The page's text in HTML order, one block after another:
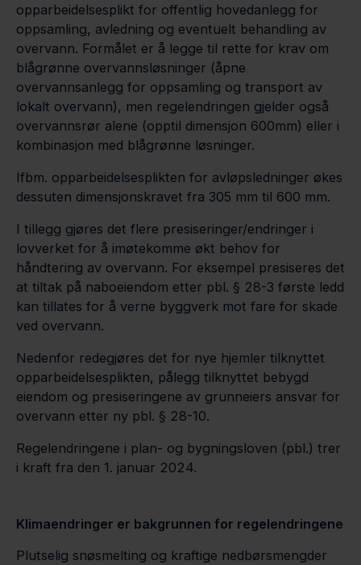
opparbeidelsesplikt for offentlig hovedanlegg for
oppsamling, avledning og eventuelt behandling av
overvann. Formålet er å legge til rette for krav om
blågrønne overvannsløsninger (åpne
overvannsanlegg for oppsamling og transport av
lokalt overvann), men regelendringen gjelder også
overvannsrør alene (opptil dimensjon 600mm) eller i
kombinasjon med blågrønne løsninger.
Ifbm. opparbeidelsesplikten for avløpsledninger økes
dessuten dimensjonskravet fra 305 mm til 600 mm.
I tillegg gjøres det flere presiseringer/endringer i
lovverket for å imøtekomme økt behov for
håndtering av overvann. For eksempel presiseres det
at tiltak på naboeiendom etter pbl. § 28-3 første ledd
kan tillates for å verne byggverk mot fare for skade
ved overvann.
Nedenfor redegjøres det for nye hjemler tilknyttet
opparbeidelsesplikten, pålegg tilknyttet bebygd
eiendom og presiseringene av grunneiers ansvar for
overvann etter ny pbl. § 28-10.
Regelendringene i plan- og bygningsloven (pbl.) trer
i kraft fra den 1. januar 2024.
Klimaendringer er bakgrunnen for regelendringene
Plutselig snøsmelting og kraftige nedbørsmengder